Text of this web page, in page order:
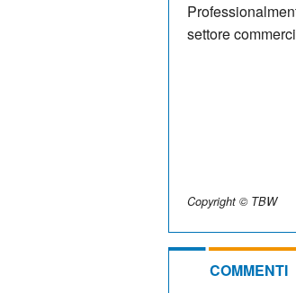
settore
Copyright © TBW
COMMENTI